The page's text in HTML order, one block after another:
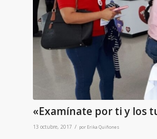
«Examínate por ti y los
13 octubre, 2017 / por Erika Quiñones